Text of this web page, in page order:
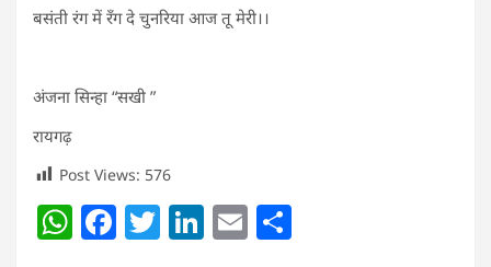
बसंती रंग में रँग दे चुनरिया आज तू मेरी।।
अंजना सिन्हा “सखी ”
रायगढ़
Post Views: 576
W F T Li E